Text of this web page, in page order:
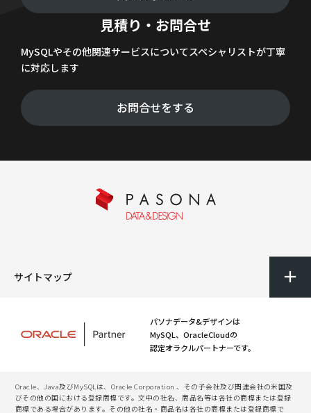
見積り・お問合せ
MySQLやその他関連サービスについてスペシャリストが丁寧
に対応します
お問合せをする
サイトマップ
パソナデータ&デザインは
MySQL、OracleCloudの
認定オラクルパートナーです。
Oracle、Java及びMySQLは、Oracle Corporation 、その子会社及び関連会社の米国及
びその他の国における登録商標です。文中の社名、商品名等は各社の商標または登録
商標である場合があります。その他の社名・商品名は各社の商標または登録商標で